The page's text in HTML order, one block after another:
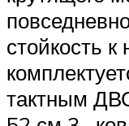
стойкость
тактным